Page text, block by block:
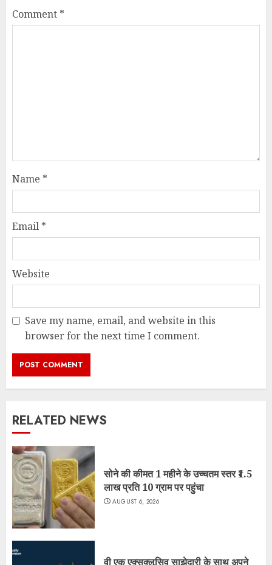
Comment *
Name *
Email *
Website
Save my name, email, and website in this
browser for the next time I comment.
RELATED NEWS
सोने की कीमत 1 महीने के उच्चतम स्तर ₹1.5
लाख प्रति 10 ग्राम पर पहुंचा
AUGUST 6, 2026
वी एक एक्सक्लूसिव साझेदारी के साथ अपने